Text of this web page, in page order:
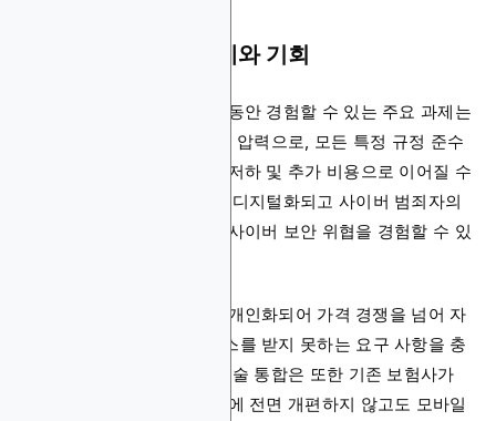
보험 틈새 시장의 과제와 기회
보험 틈새 시장과 제휴하는 동안 경험할 수 있는 주요 과제는
주로 규제 규정 준수 및 운영 압력으로, 모든 특정 규정 준수
의무를 충족해야 하며 성과 저하 및 추가 비용으로 이어질 수
있습니다. 또한 업계가 더욱 디지털화되고 사이버 범죄자의
수익성 높은 표적이 되면서 사이버 보안 위협을 경험할 수 있
반면에 보험 업계는 고도로 개인화되어 가격 경쟁을 넘어 자
신을 식별하고 특정한 서비스를 받지 못하는 요구 사항을 충
족할 수 있습니다. 업계의 기술 통합은 또한 기존 보험사가
전체 레거시 시스템을 한 번에 전면 개편하지 않고도 모바일